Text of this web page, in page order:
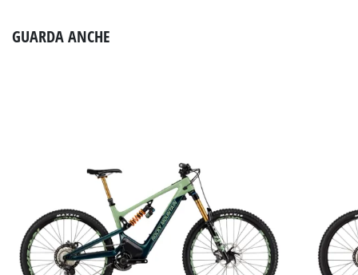
GUARDA ANCHE